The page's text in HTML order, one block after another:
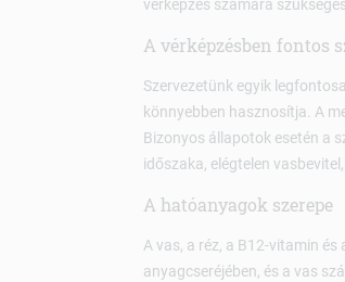
vérképzés számára
A vérképzésben fontos
Szervezetünk egyik
könnyebben hasznosítja. A
Bizonyos állapotok esetén a
időszaka, elégtelen
A hatóanyagok szerepe
A vas, a réz, a B12-vitamin
anyagcseréjében, és a vas